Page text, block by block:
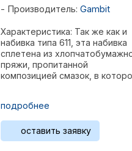
Производитель: Gambit
Характеристика: Так же как и
набивка типа 611, эта набивка
сплетена из
пряжи, пропитанной
композицией смазок, в
образом набивка может
применяться там, где
недопустимо даже ...
подробнее
оставить заявку